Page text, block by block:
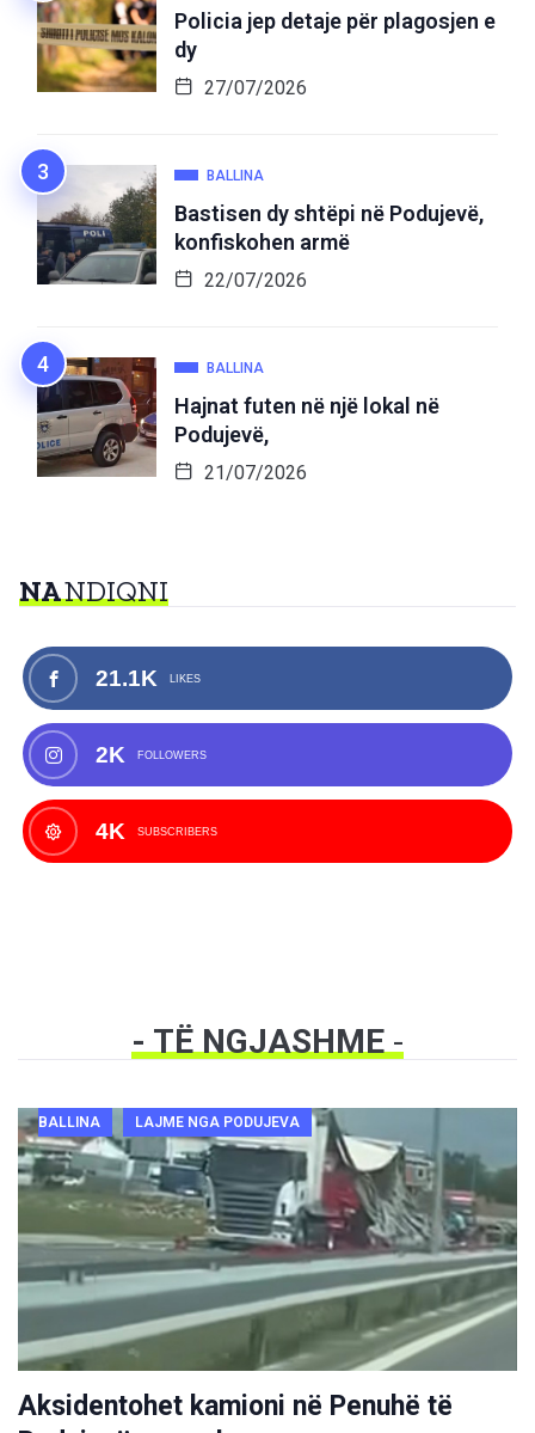
Policia jep detaje për plagosjen e
dy
27/07/2026
BALLINA
Bastisen dy shtëpi në Podujevë,
konfiskohen armë
22/07/2026
BALLINA
Hajnat futen në një lokal në
Podujevë,
21/07/2026
NANDIQNI
21.1K LIKES
2K FOLLOWERS
4K SUBSCRIBERS
- TË NGJASHME-
BALLINA LAJME NGA PODUJEVA
Aksidentohet kamioni në Penuhë të